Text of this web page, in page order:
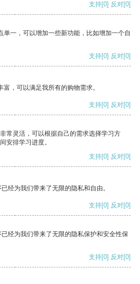
支持[0] 反对[0]
单一，可以增加一些新功能，比如增加一个自
支持[0] 反对[0]
，可以满足我所有的购物需求。
支持[0] 反对[0]
常灵活，可以根据自己的需求选择学习方
安排学习进度。
支持[0] 反对[0]
经为我们带来了无限的隐私和自由。
支持[0] 反对[0]
经为我们带来了无限的隐私保护和安全性保
支持[0] 反对[0]